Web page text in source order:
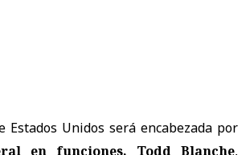
Estados Unidos será encabezada por
en funciones, Todd Blanche,